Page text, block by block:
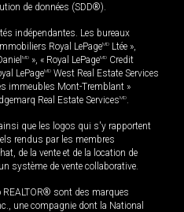
de données (SDD®).
indépendantes. Les bureaux
Royal LePageMD Ltée »,
MD », « Royal LePageMD Credit
LePageMD West Real Estate Services
immeubles Mont-Tremblant »
Real Estate ServicesMD
que les logos qui s'y rapportent
rendus par les membres
de la vente et de la location de
système de vente collaborative.
REALTOR® sont des marques
une compagnie dont la National